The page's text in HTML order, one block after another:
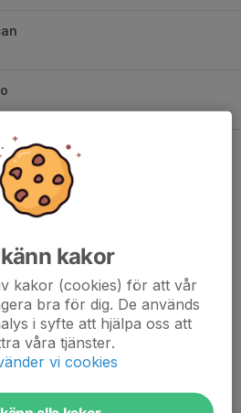
AFC
Limhamn Griffin SK
Maniacs MIK–U18 2026
Predators AFF–U18 2026
kakor
kakor (cookies) för att vår
bra för dig. De används
i syfte att hjälpa oss att
våra tjänster.
vi cookies